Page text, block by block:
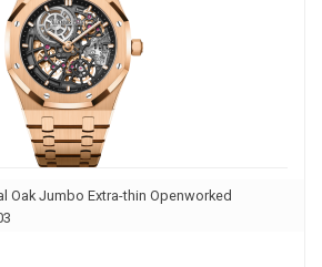
Oak Jumbo Extra-thin Openworked